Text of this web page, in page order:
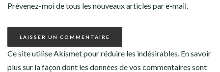
Prévenez-moi de tous les nouveaux articles par e-mail.
Ce site utilise Akismet pour réduire les indésirables. En savoir
plus sur la façon dont les données de vos commentaires sont